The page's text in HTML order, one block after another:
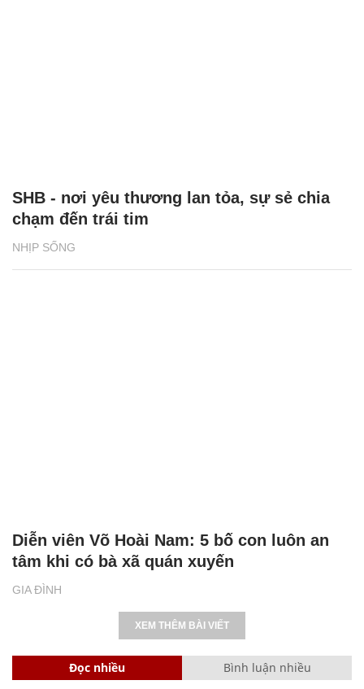
NHỊP SỐNG
SHB - nơi yêu thương lan tỏa, sự sẻ chia
chạm đến trái tim
GIA ĐÌNH
Diễn viên Võ Hoài Nam: 5 bố con luôn an
tâm khi có bà xã quán xuyến
XEM THÊM BÀI VIẾT
Đọc nhiều Bình luận nhiều